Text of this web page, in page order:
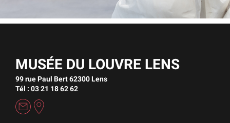
MUSÉE DU LOUVRE LENS
99 rue Paul Bert 62300 Lens
Tél : 03 21 18 62 62